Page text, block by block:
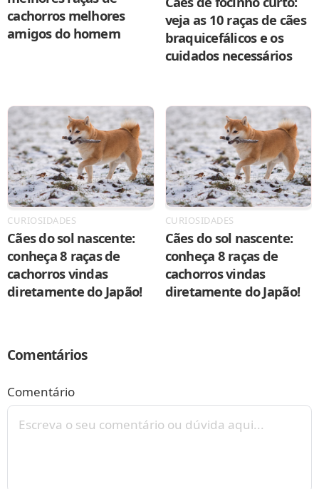
cachorros melhores
amigos do homem
veja as 10 raças de cães
braquicefálicos e os
cuidados necessários
CURIOSIDADES
Cães do sol nascente:
conheça 8 raças de
cachorros vindas
diretamente do Japão!
CURIOSIDADES
Cães do sol nascente:
conheça 8 raças de
cachorros vindas
diretamente do Japão!
Comentários
Comentário